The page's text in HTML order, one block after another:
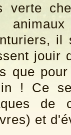
verte
il
jouir
que
! Ce
de
et